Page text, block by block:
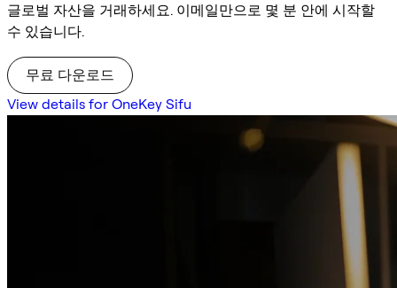
글로벌 자산을 거래하세요. 이메일만으로 몇 분 안에 시작할
수 있습니다.
무료 다운로드
View details for OneKey Sifu